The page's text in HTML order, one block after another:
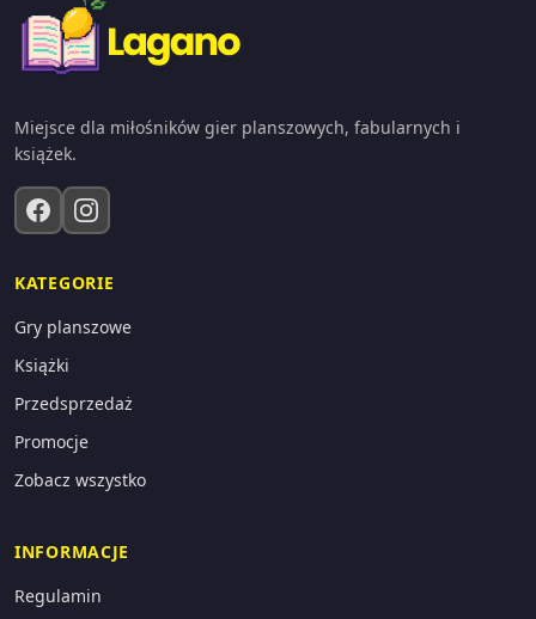
Miejsce dla miłośników gier planszowych, fabularnych i
książek.
KATEGORIE
Gry planszowe
Książki
Przedsprzedaż
Promocje
Zobacz wszystko
INFORMACJE
Regulamin